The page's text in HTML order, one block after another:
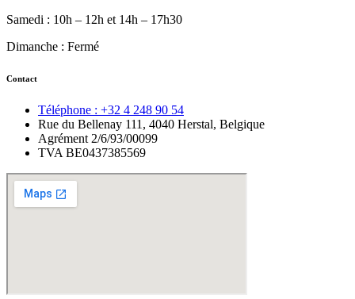
Samedi : 10h – 12h et 14h – 17h30
Dimanche : Fermé
Contact
Téléphone : +32 4 248 90 54
Rue du Bellenay 111, 4040 Herstal, Belgique
Agrément 2/6/93/00099
TVA BE0437385569